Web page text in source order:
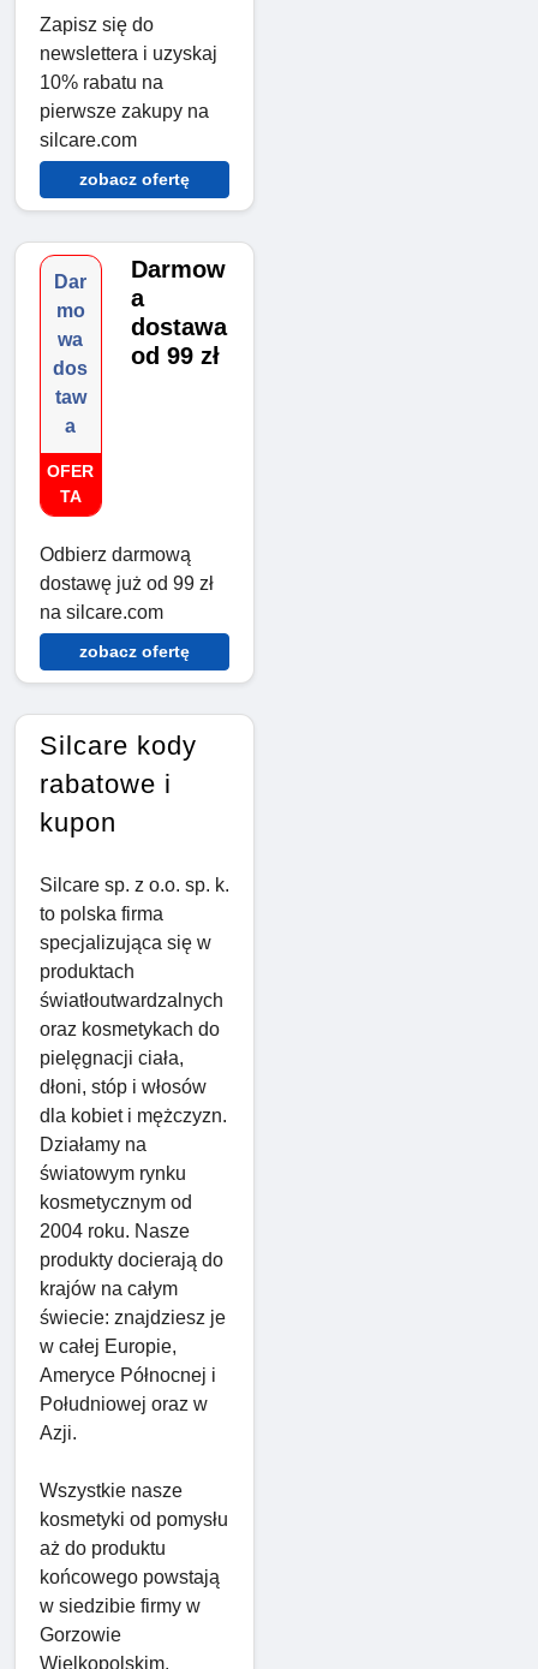
Zapisz się do
newslettera i uzyskaj
10% rabatu na
pierwsze zakupy na
silcare.com
zobacz ofertę
Dar
mo
wa
dos
taw
a
OFER
TA
Darmow
a
dostawa
od 99 zł
Odbierz darmową
dostawę już od 99 zł
na silcare.com
zobacz ofertę
Silcare kody
rabatowe i
kupon
Silcare sp. z o.o. sp. k.
to polska firma
specjalizująca się w
produktach
światłoutwardzalnych
oraz kosmetykach do
pielęgnacji ciała,
dłoni, stóp i włosów
dla kobiet i mężczyzn.
Działamy na
światowym rynku
kosmetycznym od
2004 roku. Nasze
produkty docierają do
krajów na całym
świecie: znajdziesz je
w całej Europie,
Ameryce Północnej i
Południowej oraz w
Azji.
Wszystkie nasze
kosmetyki od pomysłu
aż do produktu
końcowego powstają
w siedzibie firmy w
Gorzowie
Wielkopolskim.